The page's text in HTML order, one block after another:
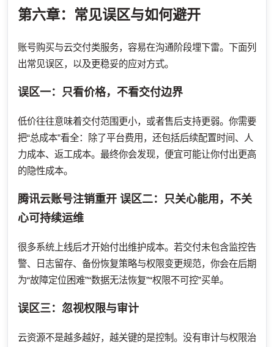
第六章：常见误区与如何避开
账号购买与云交付类服务，容易在沟通阶段埋下雷。下面列
出常见误区，以及更稳妥的应对方式。
误区一：只看价格，不看交付边界
低价往往意味着交付范围更小，或者售后支持更弱。你需要
把“总成本”看全：除了平台费用，还包括后续配置时间、人
力成本、返工成本。最终你会发现，便宜可能让你付出更高
的隐性成本。
腾讯云账号注销重开 误区二：只关心能用，不关
心可持续运维
很多系统上线后才开始付出维护成本。若交付未包含监控告
警、日志留存、备份恢复策略与权限变更规范，你会在后期
为“故障定位困难”“数据无法恢复”“权限不可控”买单。
误区三：忽视权限与审计
云资源不是越多越好，越关键的是控制。没有审计与权限治